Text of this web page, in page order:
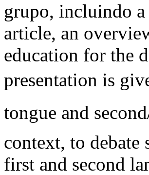
grupo, incluindo
article, an
education for the
presentation is
tongue and
context, to debate
first and second